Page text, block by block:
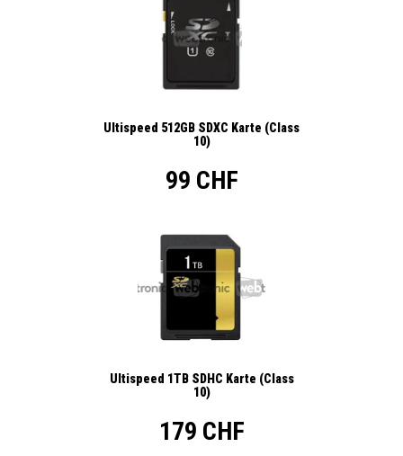
Ultispeed 512GB SDXC Karte (Class
10)
99 CHF
Ultispeed 1TB SDHC Karte (Class
10)
179 CHF